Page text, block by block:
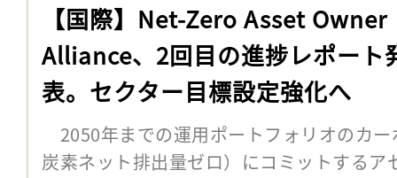
【国際】Net-Zero Asset Owner
Alliance、2回目の進捗レポート
表。セクター目標設定強化へ
2050年までの運用ポートフォリオのカ
炭素ネット排出量ゼロ）にコミットする